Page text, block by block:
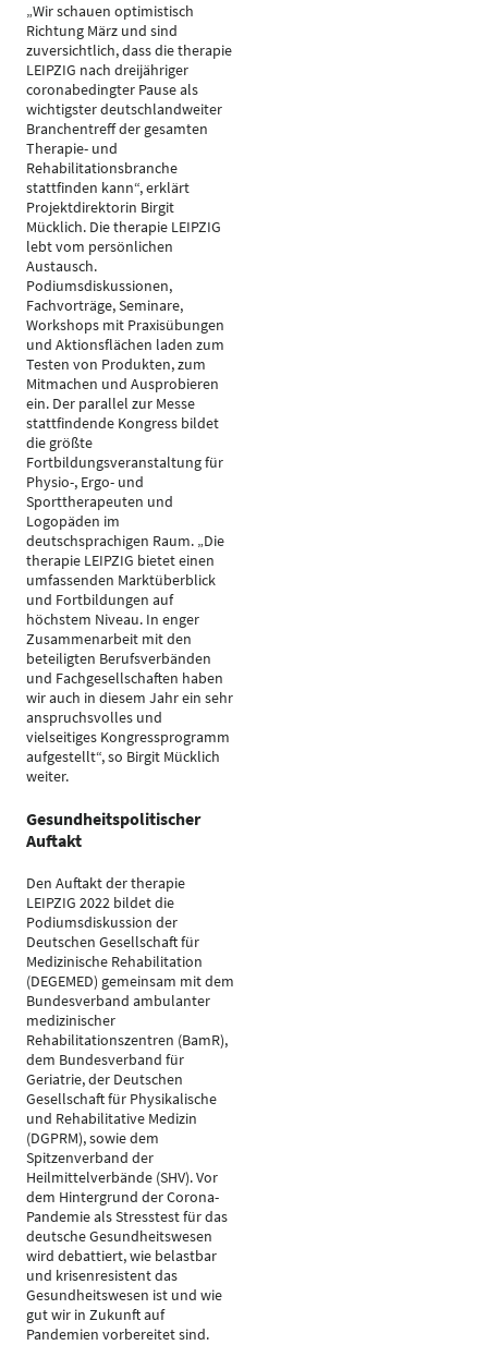
„Wir schauen optimistisch
Richtung März und sind
zuversichtlich, dass die therapie
LEIPZIG nach dreijähriger
coronabedingter Pause als
wichtigster deutschlandweiter
Branchentreff der gesamten
Therapie- und
Rehabilitationsbranche
stattfinden kann“, erklärt
Projektdirektorin Birgit
Mücklich. Die therapie LEIPZIG
lebt vom persönlichen
Austausch.
Podiumsdiskussionen,
Fachvorträge, Seminare,
Workshops mit Praxisübungen
und Aktionsflächen laden zum
Testen von Produkten, zum
Mitmachen und Ausprobieren
ein. Der parallel zur Messe
stattfindende Kongress bildet
die größte
Fortbildungsveranstaltung für
Physio-, Ergo- und
Sporttherapeuten und
Logopäden im
deutschsprachigen Raum. „Die
therapie LEIPZIG bietet einen
umfassenden Marktüberblick
und Fortbildungen auf
höchstem Niveau. In enger
Zusammenarbeit mit den
beteiligten Berufsverbänden
und Fachgesellschaften haben
wir auch in diesem Jahr ein sehr
anspruchsvolles und
vielseitiges Kongressprogramm
aufgestellt“, so Birgit Mücklich
weiter.
Gesundheitspolitischer
Auftakt
Den Auftakt der therapie
LEIPZIG 2022 bildet die
Podiumsdiskussion der
Deutschen Gesellschaft für
Medizinische Rehabilitation
(DEGEMED) gemeinsam mit dem
Bundesverband ambulanter
medizinischer
Rehabilitationszentren (BamR),
dem Bundesverband für
Geriatrie, der Deutschen
Gesellschaft für Physikalische
und Rehabilitative Medizin
(DGPRM), sowie dem
Spitzenverband der
Heilmittelverbände (SHV). Vor
dem Hintergrund der Corona-
Pandemie als Stresstest für das
deutsche Gesundheitswesen
wird debattiert, wie belastbar
und krisenresistent das
Gesundheitswesen ist und wie
gut wir in Zukunft auf
Pandemien vorbereitet sind.